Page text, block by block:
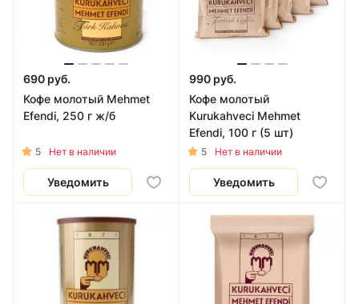
690 руб.
Кофе молотый Mehmet
Efendi, 250 г ж/б
5 Нет в наличии
Уведомить
990 руб.
Кофе молотый
Kurukahveci Mehmet
Efendi, 100 г (5 шт)
5 Нет в наличии
Уведомить